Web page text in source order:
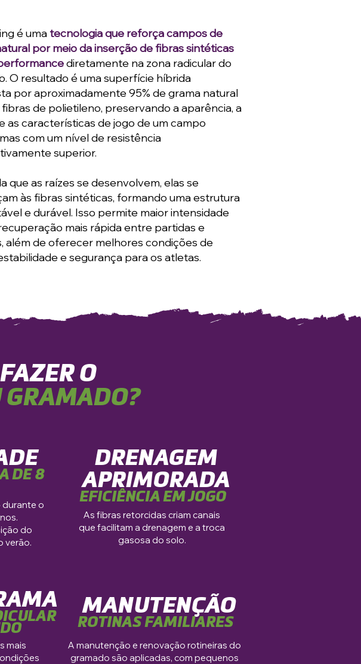
é umatecnologia que reforça campos de
por meio da inserção de fibras sintéticas
diretamente na zona radicular do
O resultado é uma superfície híbrida
por aproximadamente 95% de grama natural
fibras de polietileno, preservando a aparência, a
as características de jogo de um campo
com um nível de resistência
superior.
que as raízes se desenvolvem, elas se
às fibras sintéticas, formando uma estrutura
e durável. Isso permite maior intensidade
mais rápida entre partidas e
além de oferecer melhores condições de
e segurança para os atletas.
O
GRAMADO?
DE 8
durante o
do
verão.
DRENAGEM
APRIMORADA
EFICIÊNCIA EM JOGO
As fibras retorcidas criam canais
que facilitam a drenagem e a troca
gasosa do solo.
mais
MANUTENÇÃO
ROTINAS FAMILIARES
A manutenção e renovação rotineiras do
gramado são aplicadas, com pequenos